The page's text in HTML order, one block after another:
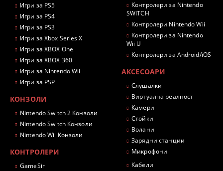
Игри за PS5
Игри за PS4
Игри за PS3
Игри за Xbox Series X
Игри за XBOX One
Игри за XBOX 360
Игри за Nintendo Wii
Игри за PSP
КОНЗОЛИ
Nintendo Switch 2 Конзоли
Nintendo Switch Конзоли
Nintendo Wii Конзоли
КОНТРОЛЕРИ
GameSir
Контролери за Nintendo
SWITCH
Контролери Nintendo Wii
Контролери за Nintendo
Wii U
Контролери за Android/iOS
АКСЕСОАРИ
Слушалки
Виртуална реалност
Камери
Стойки
Волани
Зарядни станции
Микрофони
Кабели